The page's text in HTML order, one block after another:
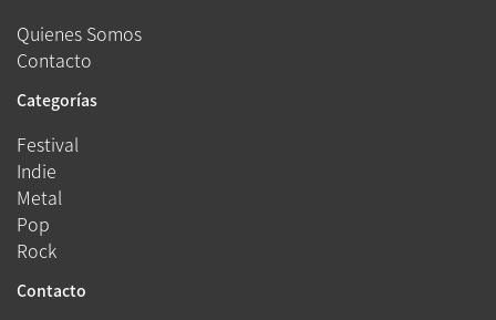
Quienes Somos
Contacto
Categorías
Festival
Indie
Metal
Pop
Rock
Contacto